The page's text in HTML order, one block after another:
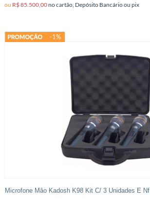
ou R$ 85.500,00 no cartão, Depósito Bancário ou pix
-1%
Microfone Mâo Kadosh K98 Kit C/ 3 Unidades E Nf